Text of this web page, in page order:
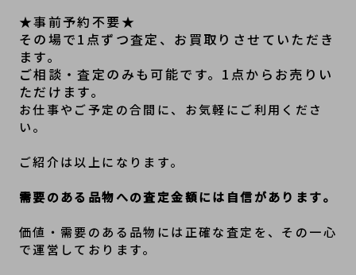
★事前予約不要★
その場で1点ずつ査定、お買取りさせていただき
ます。
ご相談・査定のみも可能です。1点からお売りい
ただけます。
お仕事やご予定の合間に、お気軽にご利用くださ
い。
ご紹介は以上になります。
需要のある品物への査定金額には自信があります。
価値・需要のある品物には正確な査定を、その一心
で運営しております。